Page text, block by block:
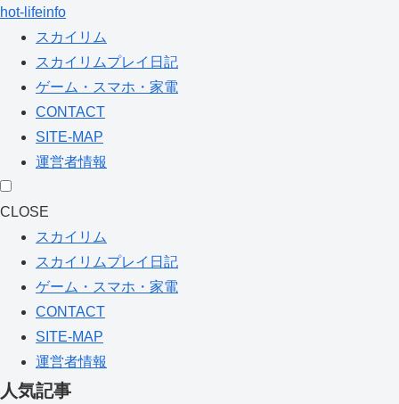
hot-lifeinfo
スカイリム
スカイリムプレイ日記
ゲーム・スマホ・家電
CONTACT
SITE-MAP
運営者情報
CLOSE
スカイリム
スカイリムプレイ日記
ゲーム・スマホ・家電
CONTACT
SITE-MAP
運営者情報
人気記事